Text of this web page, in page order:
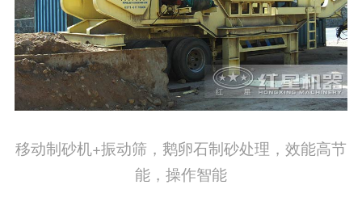
移动制砂机+振动筛，鹅卵石制砂处理，效能高节
能，操作智能